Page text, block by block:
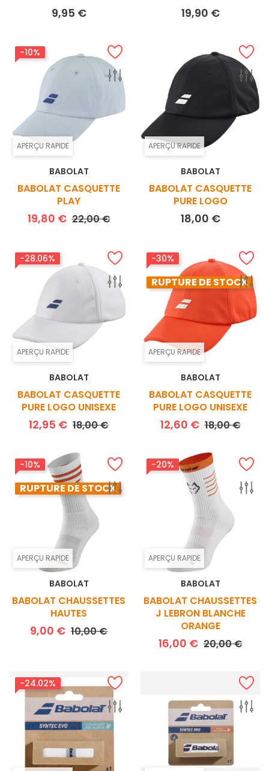
9,95 €Prix 19,90 €Prix
APERÇU RAPIDE
-10%
BABOLAT
BABOLAT CASQUETTE
PLAY
19,80 € Prix de base
22,00 €Prix
APERÇU RAPIDE
BABOLAT
BABOLAT CASQUETTE
PURE LOGO
18,00 €Prix
APERÇU RAPIDE
-28.06%
BABOLAT
BABOLAT CASQUETTE
PURE LOGO UNISEXE
12,95 € Prix de base
18,00 €Prix
APERÇU RAPIDE
-30%
RUPTURE DE STOCK
BABOLAT
BABOLAT CASQUETTE
PURE LOGO UNISEXE
12,60 € Prix de base
18,00 €Prix
APERÇU RAPIDE
-10%
RUPTURE DE STOCK
BABOLAT
BABOLAT CHAUSSETTES
HAUTES
9,00 € Prix de base
10,00 €Prix
APERÇU RAPIDE
-20%
BABOLAT
BABOLAT CHAUSSETTES
J LEBRON BLANCHE
ORANGE
16,00 € Prix de base
20,00 €Prix
-24.02%